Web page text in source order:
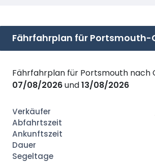
Fährfahrplan für Portsmouth-
Fährfahrplan für Portsmouth nach
07/08/2026und13/08/2026